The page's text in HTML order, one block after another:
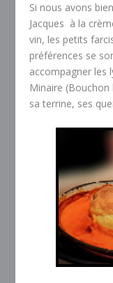
Si nous avons
Jacques à la
vin, les petits
préférences se
accompagner les
Minaire
sa terrine, ses